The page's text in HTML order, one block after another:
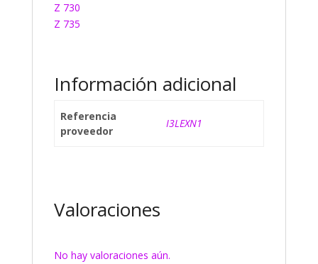
Z 730
Z 735
Información adicional
Referencia
proveedor
I3LEXN1
Valoraciones
No hay valoraciones aún.